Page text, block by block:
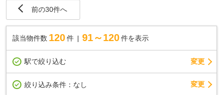
前の30件へ
該当物件数 120件 91～120 件を表示
駅で絞り込む 変更
絞り込み条件： なし 変更